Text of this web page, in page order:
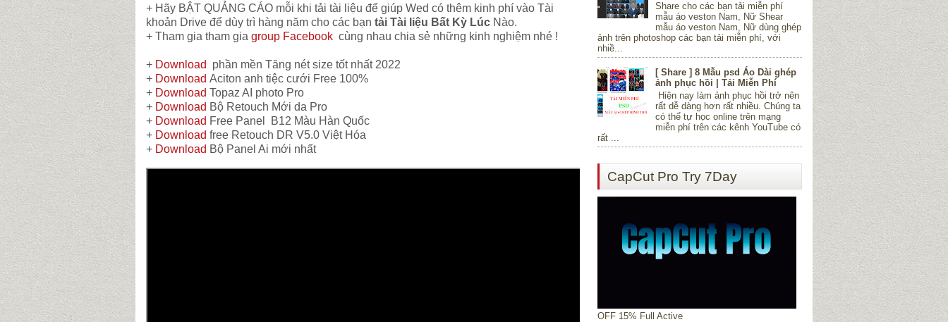
+ Hãy BẬT QUẢNG CÁO mỗi khi tải tài liệu để giúp Wed có thêm kinh phí vào Tài
khoản Drive để dùy trì hàng năm cho các bạn tải Tài liệu Bất Kỳ Lúc Nào.
+ Tham gia tham gia group Facebook cùng nhau chia sẻ những kinh nghiệm nhé !
+ Download
phần mền Tăng nét size tốt nhất 2022
+ Download Aciton anh tiệc cưới Free 100%
+ Download Topaz AI photo Pro
+ Download Bộ Retouch Mới da Pro
+ Download Free Panel B12 Màu Hàn Quốc
+ Download free Retouch DR V5.0 Việt Hóa
+ Download Bộ Panel Ai mới nhất
Share cho các bạn tải miễn phí
mẫu áo veston Nam, Nữ Shear
mẫu áo veston Nam, Nữ dùng ghép
ảnh trên photoshop các bạn tải miễn phí, với
nhiề...
[ Share ] 8 Mẫu psd Áo Dài ghép
ảnh phục hồi | Tải Miễn Phí
Hiện nay làm ảnh phục hồi trở nên
rất dễ dàng hơn rất nhiều. Chúng ta
có thể tự học online trên mạng
miễn phí trên các kênh YouTube có
rất ...
CapCut Pro Try 7Day
OFF 15% Full Active